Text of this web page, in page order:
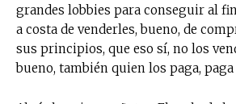
grandes lobbies para conseguir al
a costa de venderles, bueno, de
sus principios, que eso sí, no los
bueno, también quien los paga,